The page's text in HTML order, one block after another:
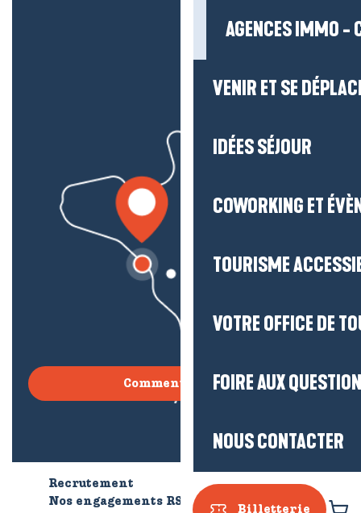
AGENCES IMMO -
VENIR ET SE
IDÉES SÉJOUR
COWORKING ET
TOURISME
VOTRE OFFICE DE
FOIRE AUX
NOUS CONTACTER
Billetterie
Comment venir ?
Recrutement
Qui sommes-nous ?
Nos engagements RSE